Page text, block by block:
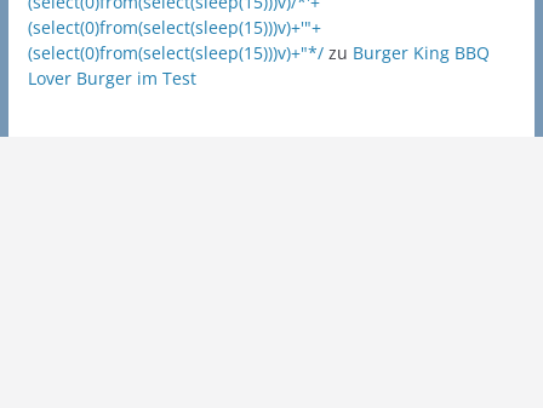
(select(0)from(select(sleep(15)))v)+'"+
(select(0)from(select(sleep(15)))v)+"*/zu Burger King BBQ
Lover Burger im Test